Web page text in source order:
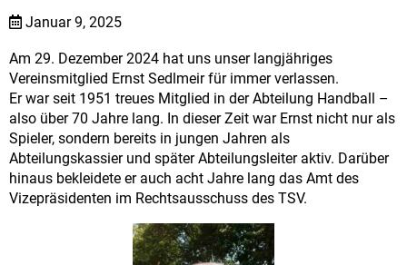
Januar 9, 2025
Am 29. Dezember 2024 hat uns unser langjähriges
Vereinsmitglied Ernst Sedlmeir für immer verlassen.
Er war seit 1951 treues Mitglied in der Abteilung Handball –
also über 70 Jahre lang. In dieser Zeit war Ernst nicht nur als
Spieler, sondern bereits in jungen Jahren als
Abteilungskassier und später Abteilungsleiter aktiv. Darüber
hinaus bekleidete er auch acht Jahre lang das Amt des
Vizepräsidenten im Rechtsausschuss des TSV.